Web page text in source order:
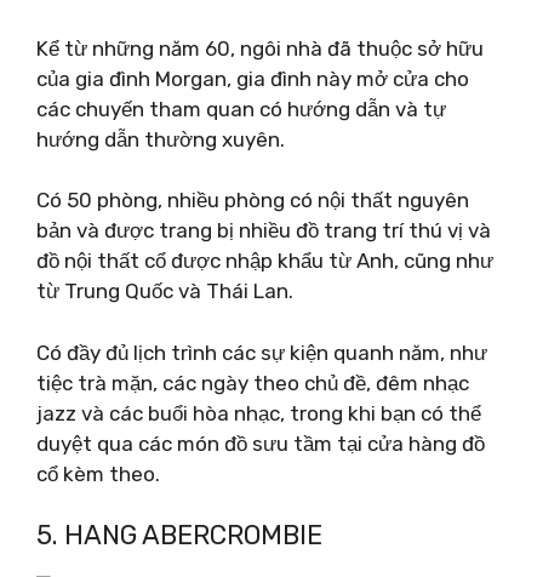
Kể từ những năm 60, ngôi nhà đã thuộc sở hữu
của gia đình Morgan, gia đình này mở cửa cho
các chuyến tham quan có hướng dẫn và tự
hướng dẫn thường xuyên.
Có 50 phòng, nhiều phòng có nội thất nguyên
bản và được trang bị nhiều đồ trang trí thú vị và
đồ nội thất cổ được nhập khẩu từ Anh, cũng như
từ Trung Quốc và Thái Lan.
Có đầy đủ lịch trình các sự kiện quanh năm, như
tiệc trà mặn, các ngày theo chủ đề, đêm nhạc
jazz và các buổi hòa nhạc, trong khi bạn có thể
duyệt qua các món đồ sưu tầm tại cửa hàng đồ
cổ kèm theo.
5. HANG ABERCROMBIE